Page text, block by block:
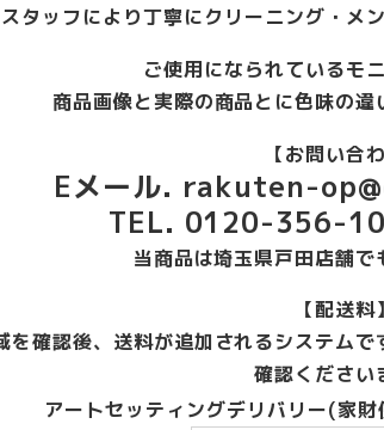
タッフにより丁寧にクリーニング・メ
ご使用になられているモ
商品画像と実際の商品とに色味の
【お問い合
Eメール. rakuten-
TEL. 0120-356-
当商品は埼玉県戸田店舗で
【配送料】
確認後、送料が追加されるシステム
確認ください
アートセッティングデリバリー(家財